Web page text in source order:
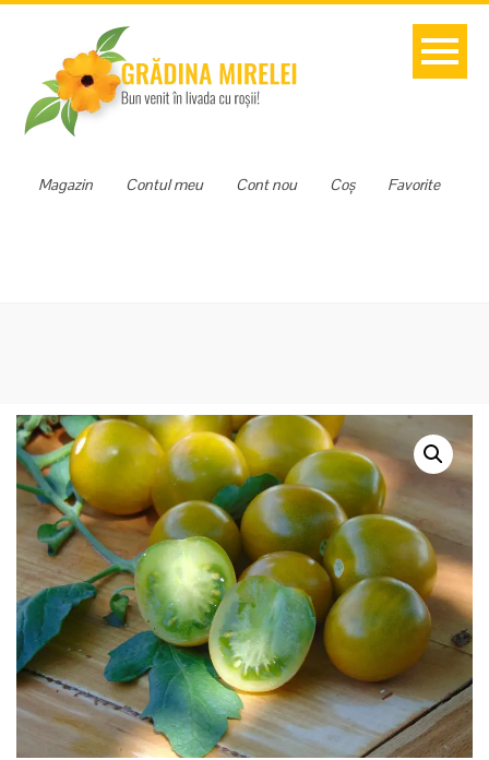
Favorite
Coș
Cont nou
Contul meu
Magazin